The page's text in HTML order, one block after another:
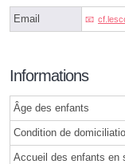
Email
Informations
Âge des enfants
Condition de
Accueil des enfants en